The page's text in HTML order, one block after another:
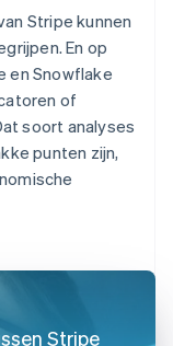
Stripe kunnen
En op
en Snowflake
of
soort analyses
punten zijn,
Stripe